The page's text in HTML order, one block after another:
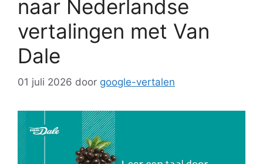
naar Nederlandse
vertalingen met Van
Dale
01 juli 2026 door google-vertalen